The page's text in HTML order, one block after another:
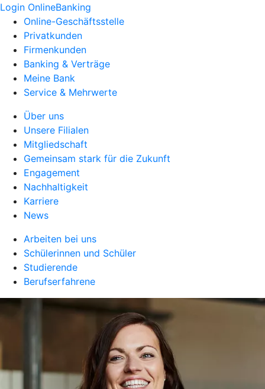
Login OnlineBanking
Online-Geschäftsstelle
Privatkunden
Firmenkunden
Banking & Verträge
Meine Bank
Service & Mehrwerte
Über uns
Unsere Filialen
Mitgliedschaft
Gemeinsam stark für die Zukunft
Engagement
Nachhaltigkeit
Karriere
News
Arbeiten bei uns
Schülerinnen und Schüler
Studierende
Berufserfahrene